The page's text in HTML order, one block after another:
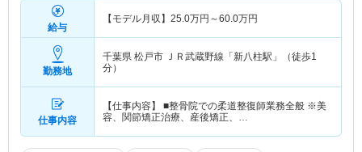
給与
【モデル月収】 25.0万円～60.0万円
勤務地
千葉県 松戸市 ＪＲ武蔵野線「新八柱駅」（徒歩1
分）
仕事内容
【仕事内容】 ■整骨院での柔道整復師業務全般 ※美
容、関節矯正治療、産後矯正、…